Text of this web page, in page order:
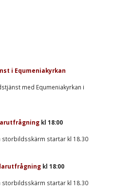
i Equmeniakyrkan
med Equmeniakyrkan i
kl 18:00
storbildsskärm startar kl 18.30
kl 18:00
storbildsskärm startar kl 18.30